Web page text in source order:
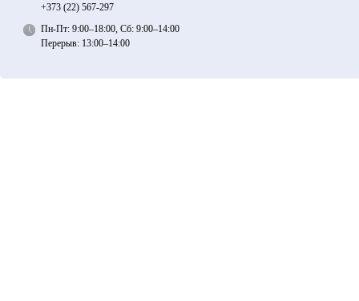
+373 (22) 567-297
Пн-Пт: 9:00–18:00, Сб: 9:00–14:00
Перерыв: 13:00–14:00